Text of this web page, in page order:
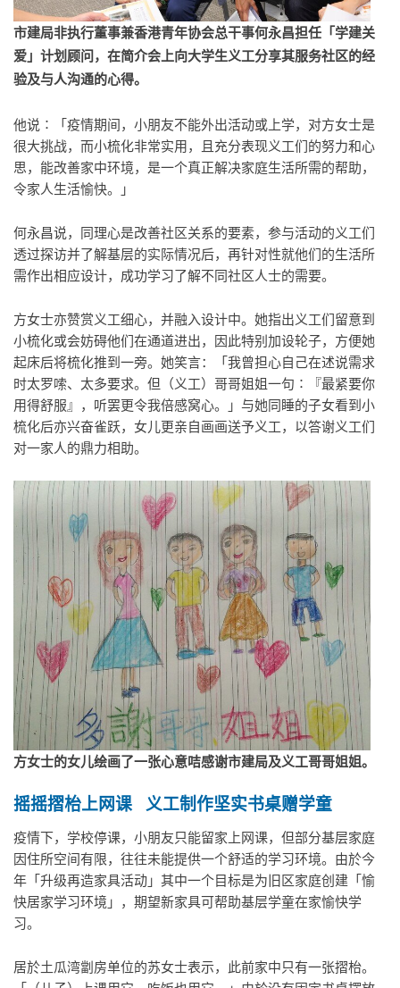
市建局非执行董事兼香港青年协会总干事何永昌担任「学建关
爱」计划顾问，在简介会上向大学生义工分享其服务社区的经
验及与人沟通的心得。
他说∶「疫情期间，小朋友不能外出活动或上学，对方女士是
很大挑战，而小梳化非常实用，且充分表现义工们的努力和心
思，能改善家中环境，是一个真正解决家庭生活所需的帮助，
令家人生活愉快。」
何永昌说，同理心是改善社区关系的要素，参与活动的义工们
透过探访并了解基层的实际情况后，再针对性就他们的生活所
需作出相应设计，成功学习了解不同社区人士的需要。
方女士亦赞赏义工细心，并融入设计中。她指出义工们留意到
小梳化或会妨碍他们在通道进出，因此特别加设轮子，方便她
起床后将梳化推到一旁。她笑言：「我曾担心自己在述说需求
时太罗嗦、太多要求。但（义工）哥哥姐姐一句∶『最紧要你
用得舒服』，听罢更令我倍感窝心。」与她同睡的子女看到小
梳化后亦兴奋雀跃，女儿更亲自画画送予义工，以答谢义工们
对一家人的鼎力相助。
方女士的女儿绘画了一张心意咭感谢市建局及义工哥哥姐姐。
摇摇摺枱上网课 义工制 作坚实书桌赠学童
疫情下，学校停课，小朋友只能留家上网课，但部分基层家庭
因住所空间有限，往往未能提供一个舒适的学习环境。由於今
年「升级再造家具活动」其中一个目标是为旧区家庭创建「愉
快居家学习环境」，期望新家具可帮助基层学童在家愉快学
习。
居於土瓜湾劏房单位的苏女士表示，此前家中只有一张摺枱。